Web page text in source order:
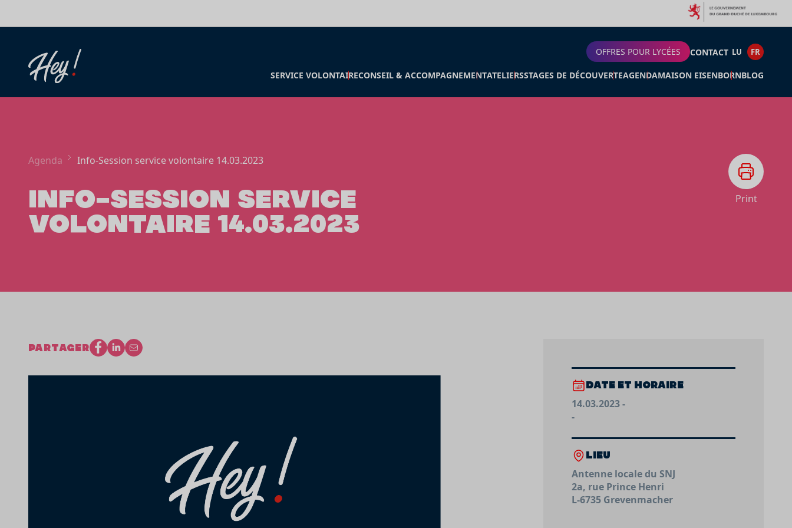
OFFRES POUR LYCÉES CONTACT LU FR
SERVICE VOLONTAIRECONSEIL & ACCOMPAGNEMENTATELIERSSTAGES DE DÉCOUVERTEAGENDAMAISON EISENBORNBLOG
Agenda Info-Session service volontaire 14.03.2023
INFO-SESSION SERVICE
VOLONTAIRE 14.03.2023
Print
PARTAGER
DATE ET HORAIRE
14.03.2023 -
-
LIEU
Antenne locale du SNJ
2a, rue Prince Henri
L-6735 Grevenmacher